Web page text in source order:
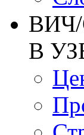
В